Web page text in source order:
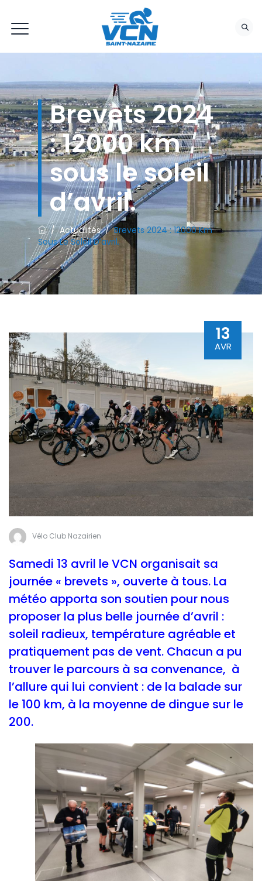
Brevets 2024
: 12000 km
sous le soleil
d’avril.
/Actualités/Brevets 2024 : 12000 Km
Sous Le Soleil D’avril.
13
AVR
Vélo Club Nazairien
Samedi 13 avril le VCN organisait sa
journée « brevets », ouverte à tous. La
météo apporta son soutien pour nous
proposer la plus belle journée d’avril :
soleil radieux, température agréable et
pratiquement pas de vent. Chacun a pu
trouver le parcours à sa convenance, à
l’allure qui lui convient : de la balade sur
le 100 km, à la moyenne de dingue sur le
200.